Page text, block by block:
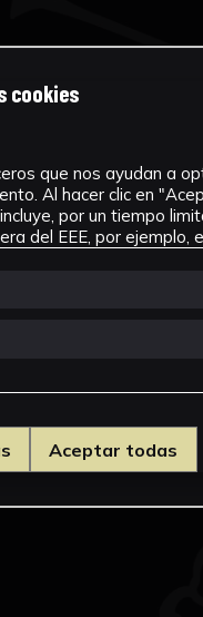
cookies
que nos ayudan a
Al hacer clic en
por un tiempo
del EEE, por ejemplo,
Aceptar todas